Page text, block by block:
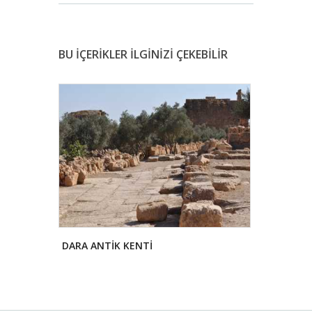
BU İÇERİKLER İLGİNİZİ ÇEKEBİLİR
DARA ANTİK KENTİ